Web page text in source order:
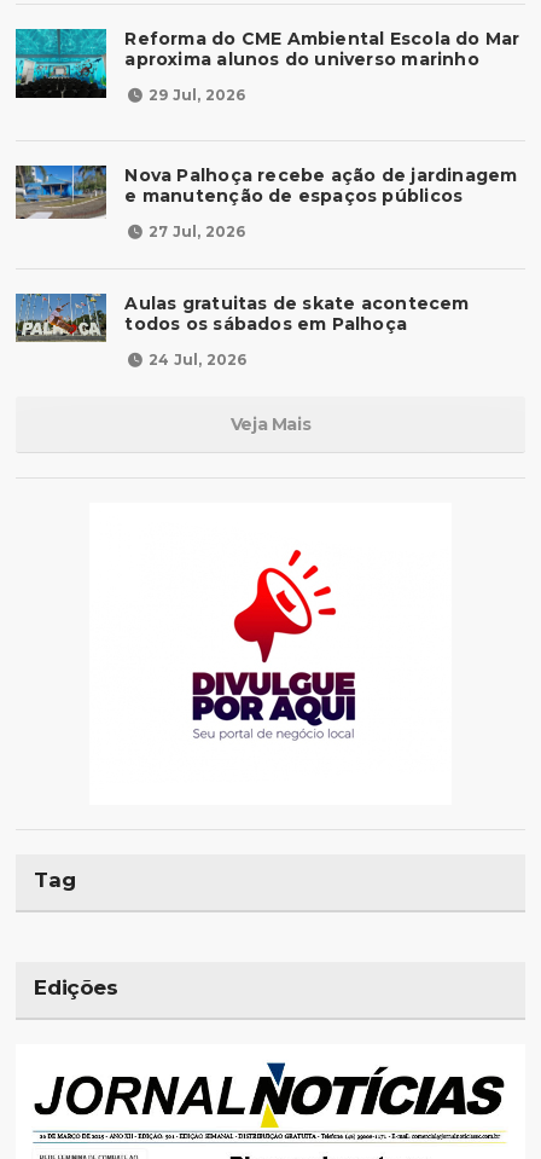
Reforma do CME Ambiental Escola do Mar
aproxima alunos do universo marinho
29 Jul, 2026
Nova Palhoça recebe ação de jardinagem
e manutenção de espaços públicos
27 Jul, 2026
Aulas gratuitas de skate acontecem
todos os sábados em Palhoça
24 Jul, 2026
Veja Mais
Tag
Edições